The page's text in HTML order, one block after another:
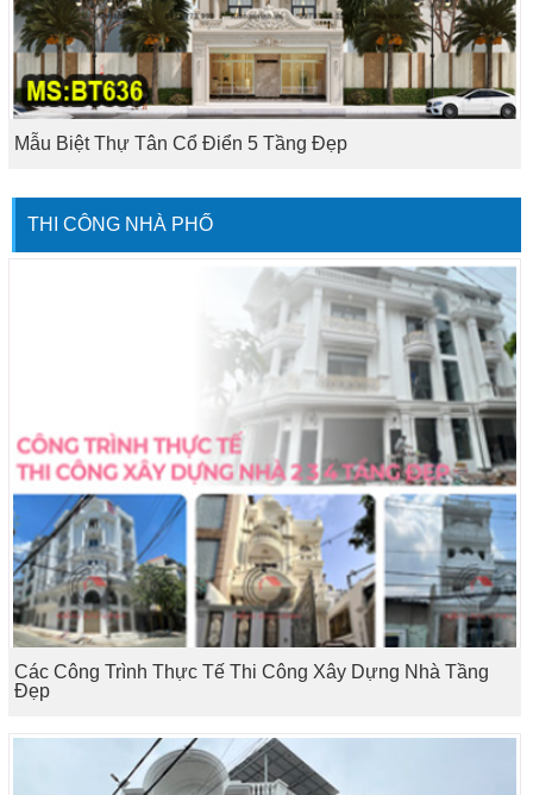
Mẫu Biệt Thự Tân Cổ Điển 5 Tầng Đẹp
THI CÔNG NHÀ PHỐ
Các Công Trình Thực Tế Thi Công Xây Dựng Nhà Tầng
Đẹp